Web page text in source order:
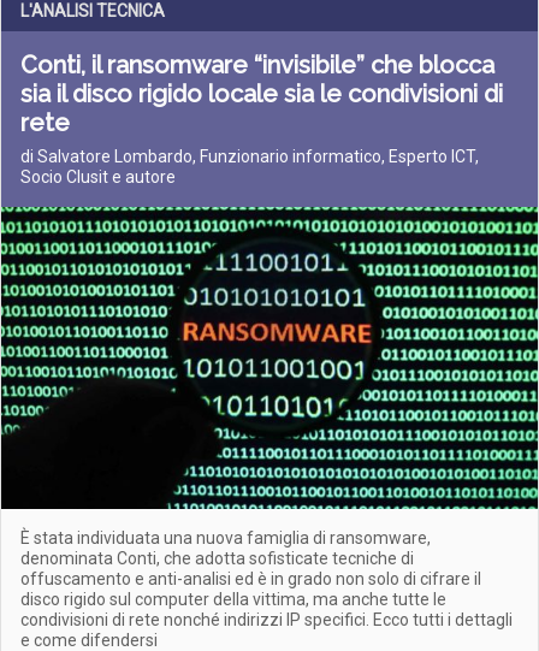
L'ANALISI TECNICA
Conti, il ransomware “invisibile” che blocca
sia il disco rigido locale sia le condivisioni di
rete
di Salvatore Lombardo, Funzionario informatico, Esperto ICT,
Socio Clusit e autore
È stata individuata una nuova famiglia di ransomware,
denominata Conti, che adotta sofisticate tecniche di
offuscamento e anti-analisi ed è in grado non solo di cifrare il
disco rigido sul computer della vittima, ma anche tutte le
condivisioni di rete nonché indirizzi IP specifici. Ecco tutti i dettagli
e come difendersi